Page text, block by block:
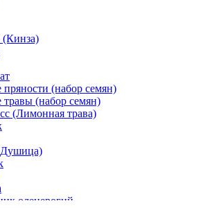
(Кинза)
(набор семян)
(набор семян)
(Лимонная трава)
оленерогий